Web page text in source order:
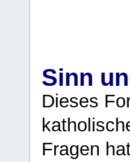
Sinn
Dieses
Fragen